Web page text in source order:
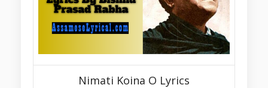
Nimati Koina O Lyrics